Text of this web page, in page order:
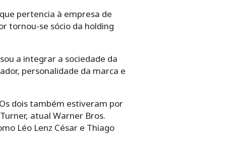
pertencia à empresa de
tornou-se sócio da holding
a integrar a sociedade da
personalidade da marca e
dois também estiveram por
atual Warner Bros.
Léo Lenz César e Thiago